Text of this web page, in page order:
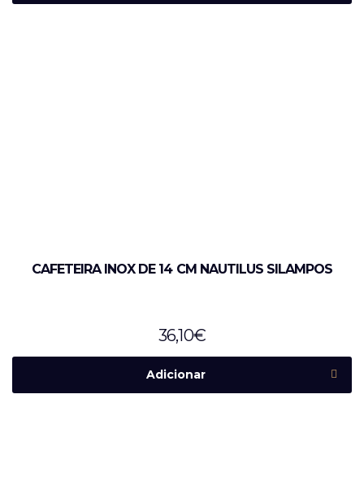
CAFETEIRA INOX DE 14 CM NAUTILUS SILAMPOS
36,10€
Adicionar